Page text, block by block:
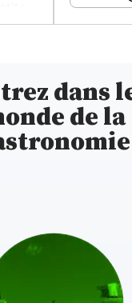
au
dans
de la